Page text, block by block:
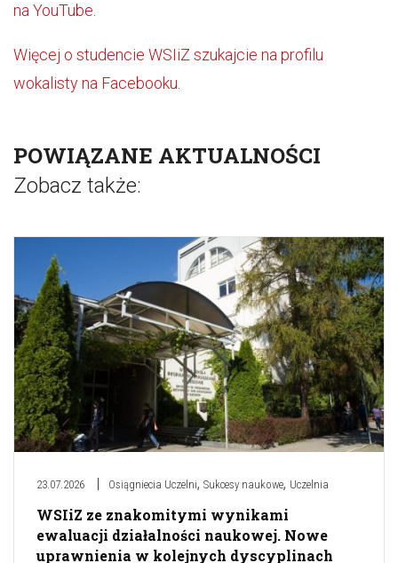
na YouTube.
Więcej o studencie WSIiZ szukajcie na profilu
wokalisty na Facebooku.
POWIĄZANE AKTUALNOŚCI
Zobacz także:
23.07.2026 Osiągniecia Uczelni, Sukcesy naukowe, Uczelnia
WSIiZ ze znakomitymi wynikami
ewaluacji działalności naukowej. Nowe
uprawnienia w kolejnych dyscyplinach